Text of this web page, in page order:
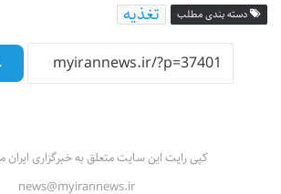
دسته بندی مطلب تغذیه
کپی رایت این سایت متعلق به خبرگزاری
news@myirannews.ir